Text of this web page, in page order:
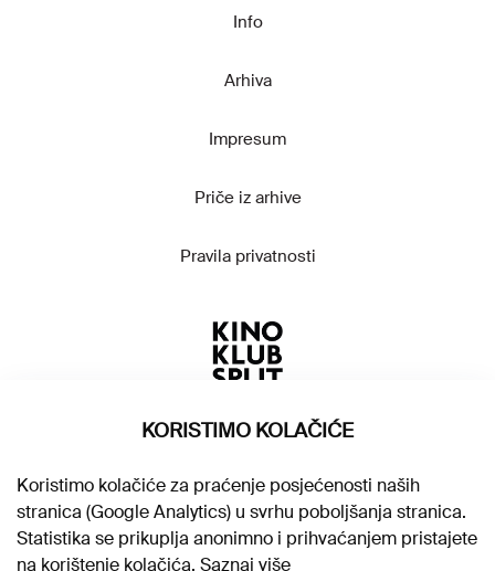
Info
Arhiva
Impresum
Priče iz arhive
Pravila privatnosti
KORISTIMO KOLAČIĆE
Koristimo kolačiće za praćenje posjećenosti naših
stranica (Google Analytics) u svrhu poboljšanja stranica.
Statistika se prikuplja anonimno i prihvaćanjem pristajete
na korištenje kolačića. Saznaj više